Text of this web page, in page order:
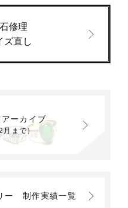
修理
ズ直し
ーカイブ
月まで）
ー 制作実績一覧